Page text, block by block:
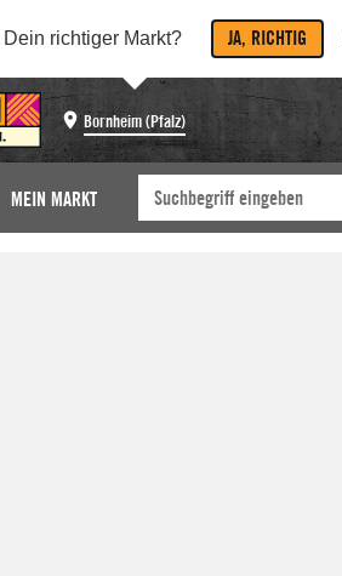
Dein richtiger Markt? JA, RICHTIG
Bornheim (Pfalz)
MEIN MARKT